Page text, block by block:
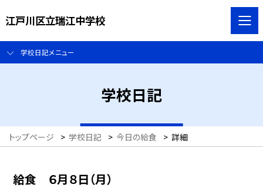
江戸川区立瑞江中学校
学校日記メニュー
学校日記
トップページ > 学校日記 > 今日の給食 > 詳細
給食 ６月８日（月）